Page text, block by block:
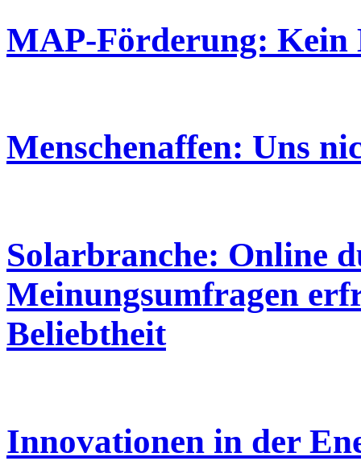
MAP-Förderung: Kein
Menschenaffen: Uns
Solarbranche: Online
Meinungsumfragen
Beliebtheit
Innovationen in der